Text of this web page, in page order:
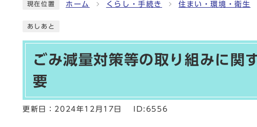
現在位置 ホーム くらし・手続き 住まい・環境・衛生
あしあと
ごみ減量対策等の取り組みに関
要
更新日： 2024年12月17日 ID:6556